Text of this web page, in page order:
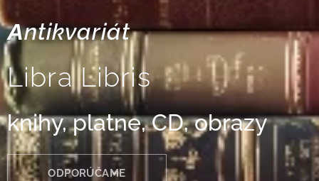
Аntikvariát
Libra Libris
knihy, platne, CD, obrazy
ODPORÚČAME